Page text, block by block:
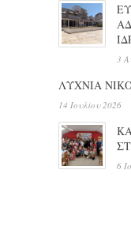
3
ΛΥΧΝΙΑ
14 Ιουλίου 2026
6